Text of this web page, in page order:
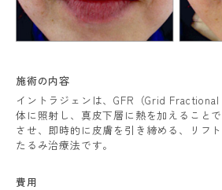
施術の内容
イントラジェンは、GFR（Grid
体に照射し、真皮下層に熱を加えること
させ、即時的に皮膚を引き締める、リフ
たるみ治療法です。
費用